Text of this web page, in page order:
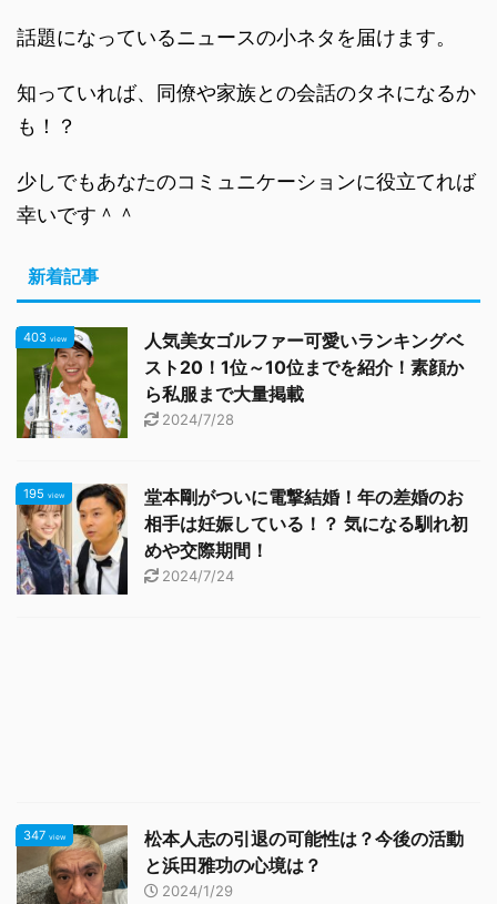
話題になっているニュースの小ネタを届けます。
知っていれば、同僚や家族との会話のタネになるか
も！？
少しでもあなたのコミュニケーションに役立てれば
幸いです＾＾
新着記事
403 view
人気美女ゴルファー可愛いランキングベ
スト20！1位～10位までを紹介！素顔か
ら私服まで大量掲載
2024/7/28
195 view
堂本剛がついに電撃結婚！年の差婚のお
相手は妊娠している！？ 気になる馴れ初
めや交際期間！
2024/7/24
347 view
松本人志の引退の可能性は？今後の活動
と浜田雅功の心境は？
2024/1/29